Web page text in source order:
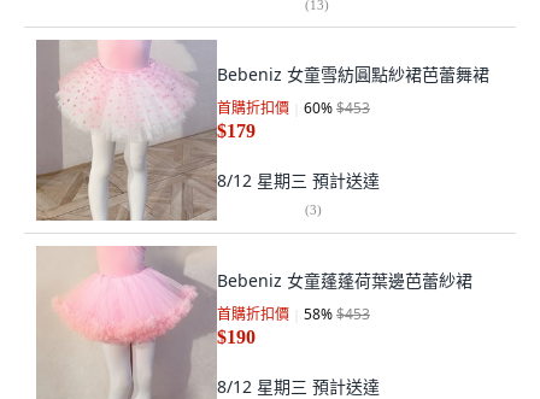
(13)
Bebeniz 女童雪紡圓點紗裙芭蕾舞裙
首購折扣價 60%$453
$179
8/12 星期三 預計送達
(3)
Bebeniz 女童蓬蓬荷葉邊芭蕾紗裙
首購折扣價 58%$453
$190
8/12 星期三 預計送達